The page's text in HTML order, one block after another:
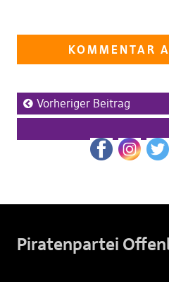
Vorheriger Beitrag
Piratenpartei